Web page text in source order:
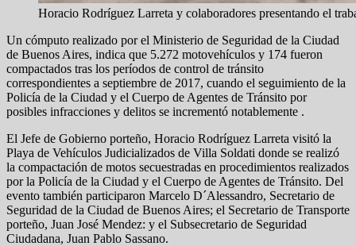
Horacio Rodríguez Larreta y colaboradores presentando el
Un cómputo realizado por el Ministerio de Seguridad de la Ciudad
de Buenos Aires, indica que 5.272 motovehículos y 174 fueron
compactados tras los períodos de control de tránsito
correspondientes a septiembre de 2017, cuando el seguimiento de la
Policía de la Ciudad y el Cuerpo de Agentes de Tránsito por
posibles infracciones y delitos se incrementó notablemente .
El Jefe de Gobierno porteño, Horacio Rodríguez Larreta visitó la
Playa de Vehículos Judicializados de Villa Soldati donde se realizó
la compactación de motos secuestradas en procedimientos realizados
por la Policía de la Ciudad y el Cuerpo de Agentes de Tránsito. Del
evento también participaron Marcelo D´Alessandro, Secretario de
Seguridad de la Ciudad de Buenos Aires; el Secretario de Transporte
porteño, Juan José Mendez: y el Subsecretario de Seguridad
Ciudadana, Juan Pablo Sassano.